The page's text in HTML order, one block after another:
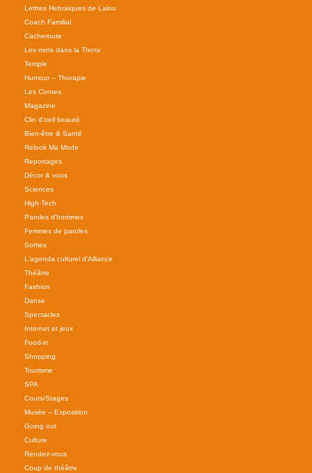
Lettres Hebraiques de Lalou
Coach Familial
Cacheroute
Les mots dans la Thora
Temple
Humour – Thorapie
Les Contes
Magazine
Clin d'oeil beauté
Bien-être & Santé
Relook Ma Mode
Reportages
Décor & vous
Sciences
High-Tech
Paroles d'hommes
Femmes de paroles
Sorties
L'agenda culturel d'Alliance
Théâtre
Fashion
Danse
Spectacles
Internet et jeux
Food-in
Shopping
Tourisme
SPA
Cours/Stages
Musée – Exposition
Going out
Culture
Rendez-vous
Coup de théâtre